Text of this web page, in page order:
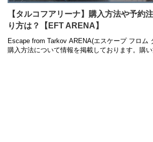
【タルコフアリーナ】購入方法や予約
り方は？【EFT ARENA】
Escape from Tarkov ARENA(エスケープ フロム
購入方法について情報を掲載しております。購い